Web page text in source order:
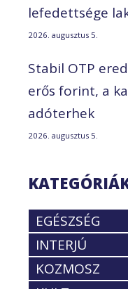
lefedettsége
2026. augusztus 5.
Stabil OTP
erős forint, a
adóterhek
2026. augusztus 5.
EGÉSZSÉG
INTERJÚ
KOZMOSZ